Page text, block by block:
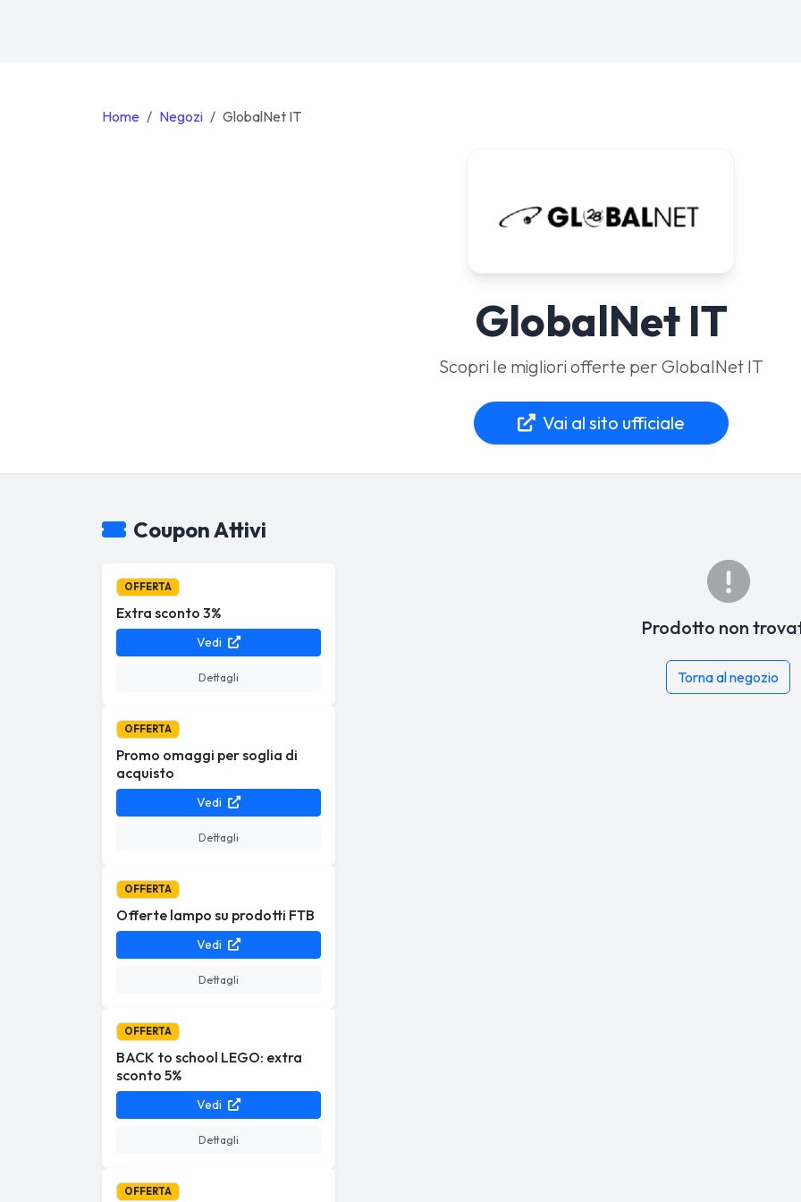
Home Negozi GlobalNet IT
GlobalNet IT
Scopri le migliori offerte per GlobalNet IT
Vai al sito ufficiale
Coupon Attivi
OFFERTA
Extra sconto 3%
Vedi
Dettagli
OFFERTA
Promo omaggi per soglia di
acquisto
Vedi
Dettagli
OFFERTA
Offerte lampo su prodotti FTB
Vedi
Dettagli
OFFERTA
BACK to school LEGO: extra
sconto 5%
Vedi
Dettagli
OFFERTA
Prodotto non
Torna al negozio